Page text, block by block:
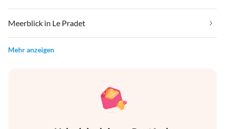
Meerblick in Le Pradet
Mehr anzeigen